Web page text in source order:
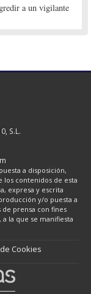
a un vigilante
S.L.
a disposición,
los contenidos de esta
expresa y escrita
y/o puesta a
prensa con fines
la que se manifiesta
Cookies